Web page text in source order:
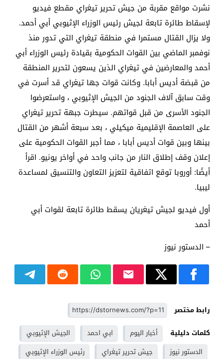
نشرت مواقع مقربة من جيش تحرير تيغراي مقطع فيديو
لإسقاط طائرة تابعة لجيش رئيس الوزراء الإثيوبي أبي أحمد.
ولا يزال القتال مستمرا في منطقة تيغراي التي تدور منذ
نوفمبر الماضي بين القوات الحكومية بقيادة رئيس الوزراء أبي
أحمد والمعارضين في تيغراي الذين يسعون لتحرير المنطقة
من قبضة أديس أبابا. وكانت قوات جها تيغراي قد أسرت في
وقت سابق آلاف الجنود من الجيش الإثيوبي ، واستعرضوا
الجنود الأسرى من قبل قواتهم. سيطرت جبهة تحرير تيغراي
على العاصمة الإقليمية ميكيلي ، بعد سبعة أشهر من القتال
بينها وبين قوات أديس أبابا ، مما أجبر القوات الحكومية على
إعلان وقف إطلاق النار من جانب واحد في أواخر يونيو. اقرأ
أيضًا: أوروبا توقع اتفاقية لتعزيز التعاون والتنسيق لمساعدة
ليبيا.
أول فيديو لجيش تيغريان يسقط طائرة تابعة لقوات أبي
أحمد
– الدستور نيوز
رابط مختصر
كلمات دليلية
أخبار اليوم ابي احمد
الجيش الإثيوبي
الدستور نيوز
جيش تحرير تيغراي رئيس الوزراء الإثيوبي